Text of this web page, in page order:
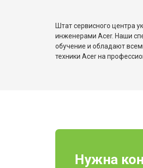
Штат сервисного центра
инженерами Acer. Наши
обучение и обладают
техники Acer на
Нужна